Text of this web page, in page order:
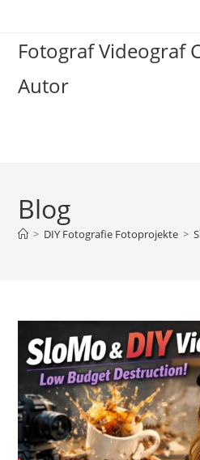
springen
Fotograf Videograf
Autor
Blog
> DIY Fotografie Fotoprojekte >